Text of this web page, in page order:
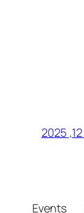
Events